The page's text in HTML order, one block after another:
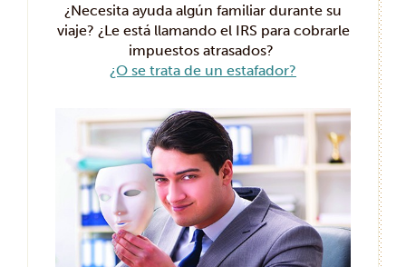
¿Necesita ayuda algún familiar durante su
viaje? ¿Le está llamando el IRS para cobrarle
impuestos atrasados?
¿O se trata de un estafador?